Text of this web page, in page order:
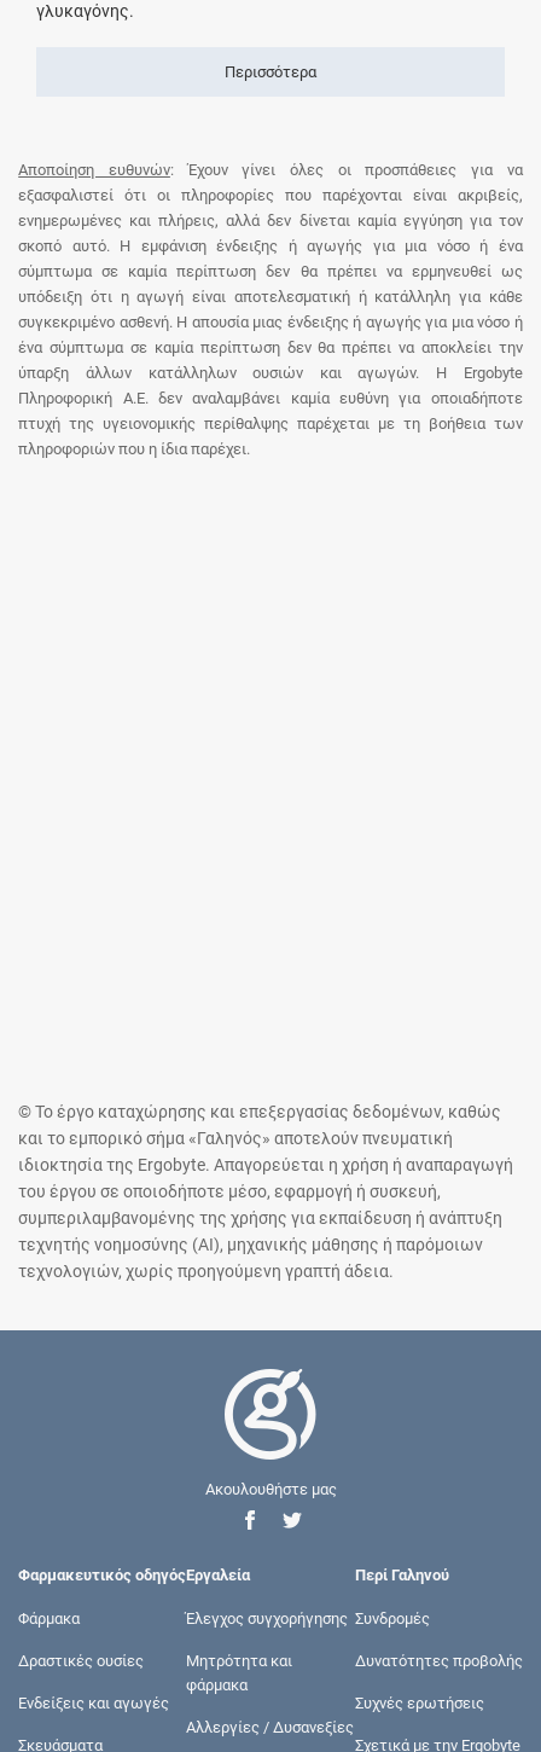
γλυκαγόνης.
Περισσότερα
Αποποίηση ευθυνών: Έχουν γίνει όλες οι προσπάθειες για να
εξασφαλιστεί ότι οι πληροφορίες που παρέχονται είναι ακριβείς,
ενημερωμένες και πλήρεις, αλλά δεν δίνεται καμία εγγύηση για τον
σκοπό αυτό. Η εμφάνιση ένδειξης ή αγωγής για μια νόσο ή ένα
σύμπτωμα σε καμία περίπτωση δεν θα πρέπει να ερμηνευθεί ως
υπόδειξη ότι η αγωγή είναι αποτελεσματική ή κατάλληλη για κάθε
συγκεκριμένο ασθενή. Η απουσία μιας ένδειξης ή αγωγής για μια νόσο ή
ένα σύμπτωμα σε καμία περίπτωση δεν θα πρέπει να αποκλείει την
ύπαρξη άλλων κατάλληλων ουσιών και αγωγών. Η Ergobyte
Πληροφορική Α.Ε. δεν αναλαμβάνει καμία ευθύνη για οποιαδήποτε
πτυχή της υγειονομικής περίθαλψης παρέχεται με τη βοήθεια των
πληροφοριών που η ίδια παρέχει.
© Το έργο καταχώρησης και επεξεργασίας δεδομένων, καθώς
και το εμπορικό σήμα «Γαληνός» αποτελούν πνευματική
ιδιοκτησία της Ergobyte. Απαγορεύεται η χρήση ή αναπαραγωγή
του έργου σε οποιοδήποτε μέσο, εφαρμογή ή συσκευή,
συμπεριλαμβανομένης της χρήσης για εκπαίδευση ή ανάπτυξη
τεχνητής νοημοσύνης (AI), μηχανικής μάθησης ή παρόμοιων
τεχνολογιών, χωρίς προηγούμενη γραπτή άδεια.
Ακουλουθήστε μας
Φαρμακευτικός οδηγός
Φάρμακα
Δραστικές ουσίες
Ενδείξεις και αγωγές
Σκευάσματα
Εργαλεία
Έλεγχος συγχορήγησης
Μητρότητα και
φάρμακα
Αλλεργίες / Δυσανεξίες
Περί Γαληνού
Συνδρομές
Δυνατότητες προβολής
Συχνές ερωτήσεις
Σχετικά με την Ergobyte